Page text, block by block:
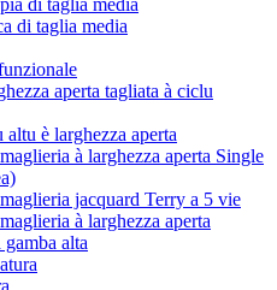
di taglia media
di taglia media
aperta tagliata à ciclu
è larghezza aperta
à larghezza aperta Single
jacquard Terry a 5 vie
à larghezza aperta
alta